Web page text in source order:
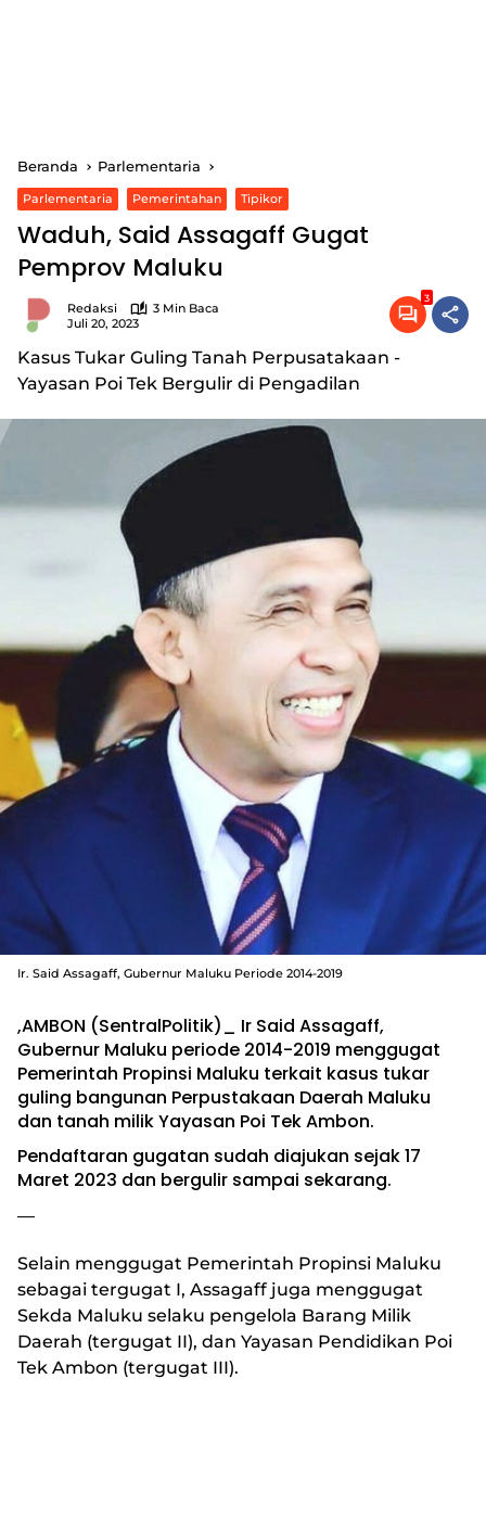
Beranda Parlementaria
Parlementaria Pemerintahan Tipikor
Waduh, Said Assagaff Gugat
Pemprov Maluku
Redaksi
3 Min Baca
Juli 20, 2023
3
Kasus Tukar Guling Tanah Perpusatakaan -
Yayasan Poi Tek Bergulir di Pengadilan
Ir. Said Assagaff, Gubernur Maluku Periode 2014-2019
,AMBON (SentralPolitik)_ Ir Said Assagaff,
Gubernur Maluku periode 2014-2019 menggugat
Pemerintah Propinsi Maluku terkait kasus tukar
guling bangunan Perpustakaan Daerah Maluku
dan tanah milik Yayasan Poi Tek Ambon.
Pendaftaran gugatan sudah diajukan sejak 17
Maret 2023 dan bergulir sampai sekarang.
—
Selain menggugat Pemerintah Propinsi Maluku
sebagai tergugat I, Assagaff juga menggugat
Sekda Maluku selaku pengelola Barang Milik
Daerah (tergugat II), dan Yayasan Pendidikan Poi
Tek Ambon (tergugat III).